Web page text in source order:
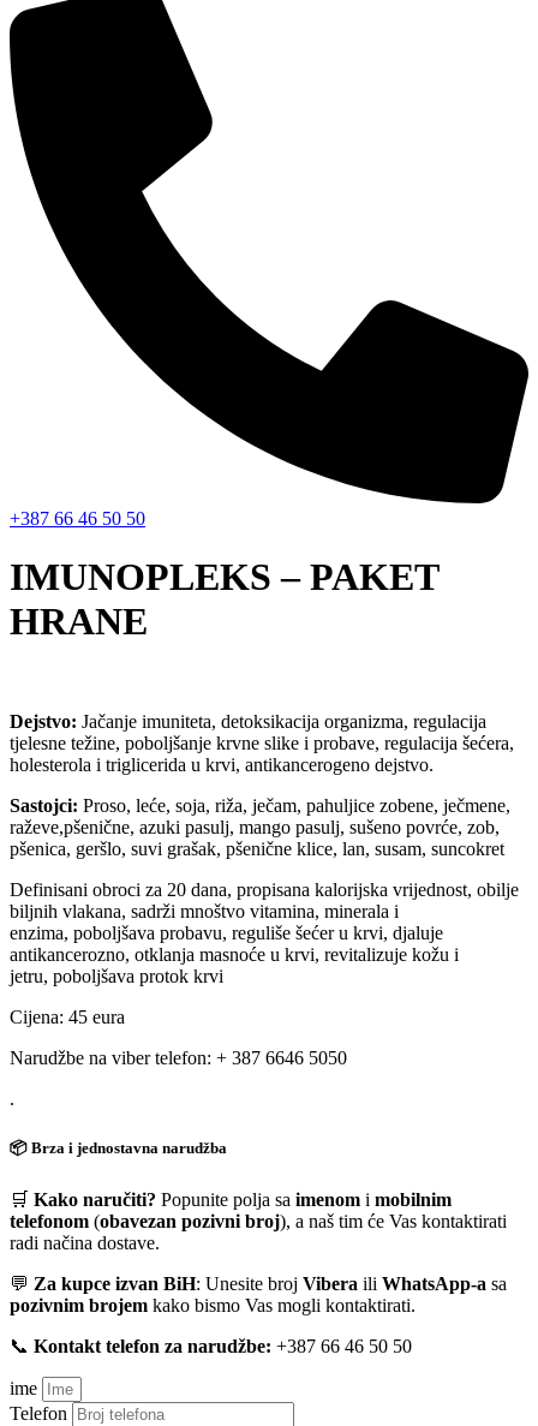
+387 66 46 50 50
IMUNOPLEKS – PAKET
HRANE
Dejstvo: Jačanje imuniteta, detoksikacija organizma, regulacija
tjelesne težine, poboljšanje krvne slike i probave, regulacija šećera,
holesterola i triglicerida u krvi, antikancerogeno dejstvo.
Sastojci: Proso, leće, soja, riža, ječam, pahuljice zobene, ječmene,
raževe,pšenične, azuki pasulj, mango pasulj, sušeno povrće, zob,
pšenica, geršlo, suvi grašak, pšenične klice, lan, susam, suncokret
Definisani obroci za 20 dana, propisana kalorijska vrijednost, obilje
biljnih vlakana, sadrži mnoštvo vitamina, minerala i
enzima, poboljšava probavu, reguliše šećer u krvi, djaluje
antikancerozno, otklanja masnoće u krvi, revitalizuje kožu i
jetru, poboljšava protok krvi
Cijena: 45 eura
Narudžbe na viber telefon: + 387 6646 5050
.
📦 Brza i jednostavna narudžba
🛒 Kako naručiti? Popunite polja sa imenom i mobilnim
telefonom (obavezan pozivni broj), a naš tim će Vas kontaktirati
radi načina dostave.
💬 Za kupce izvan BiH: Unesite broj Vibera ili WhatsApp-a sa
pozivnim brojem kako bismo Vas mogli kontaktirati.
📞 Kontakt telefon za narudžbe: +387 66 46 50 50
ime
Telefon